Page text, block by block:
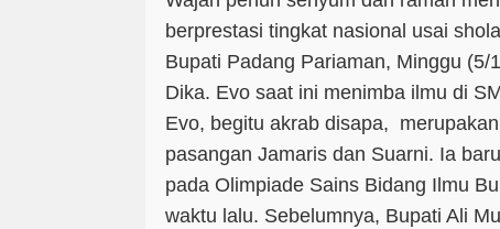
berprestasi tingkat nasional usai
Bupati Padang Pariaman, Minggu (5/
Dika. Evo saat ini menimba ilmu di
Evo, begitu akrab disapa,
pasangan Jamaris dan Suarni. Ia
pada Olimpiade Sains Bidang Ilmu
waktu lalu. Sebelumnya, Bupati Ali